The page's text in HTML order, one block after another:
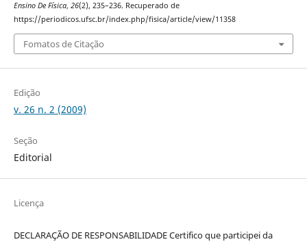
Ensino De Física, 26(2), 235–236. Recuperado de
https://periodicos.ufsc.br/index.php/fisica/article/view/11358
Fomatos de Citação
Edição
v. 26 n. 2 (2009)
Seção
Editorial
Licença
DECLARAÇÃO DE RESPONSABILIDADE Certifico que participei da